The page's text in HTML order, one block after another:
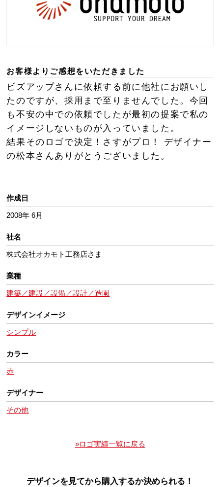
お客様よりご感想をいただきました
ビズアップさんに依頼する前に他社にお願いし
たのですが、採用まで至りませんでした。今回
も不安の中での依頼でしたが最初の提案で私の
イメージしないものが入っていました。
結果そのロゴで決定！さすがプロ！ デザイナー
の松本さんありがとうございました。
作成日
2008年 6月
社名
株式会社オカモト工務店さま
業種
建築／建設／設備／設計／造園
デザインイメージ
シンプル
カラー
赤
デザイナー
その他
»ロゴ実績一覧に戻る
デザインを見てから購入するか決められる！